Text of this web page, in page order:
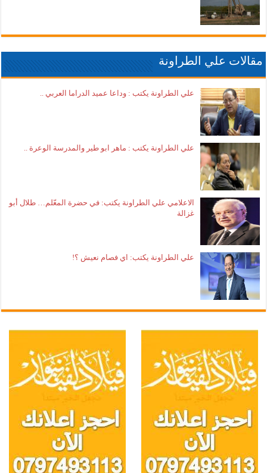
مقالات علي الطراونة
علي الطراونة يكتب : وداعا عميد الدراما العربي ..
علي الطراونة يكتب : ماهر ابو طير والمدرسة الوعرة ..
الاعلامي علي الطراونة يكتب: في حضرة المعّلم… طلال أبو
غزالة
علي الطراونة يكتب: اي فصام نعيش ؟!